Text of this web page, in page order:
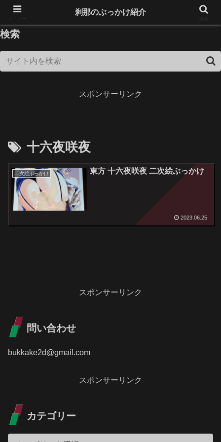
18歳未満は閲覧できません！
検索
スポンサーリンク
十六夜咲夜
二次絵ぶっかけ 東方 十六夜咲夜 二次絵ぶっかけ
2023.06.25
スポンサーリンク
問い合わせ
bukkake2d@gmail.com
スポンサーリンク
カテゴリー
刹那のぶっかけ紹介